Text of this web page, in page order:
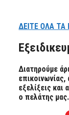
ΔΕΙΤΕ ΟΛΑ ΤΑ
Διατηρούμε
εξελίξεις και
ο πελάτης μας.